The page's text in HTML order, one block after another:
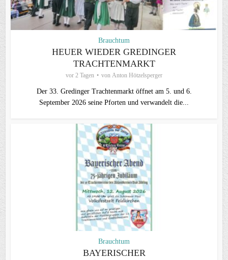
Brauchtum
HEUER WIEDER GREDINGER
TRACHTENMARKT
vor 2 Tagen von Anton Hötzelsperger
Der 33. Gredinger Trachtenmarkt öffnet am 5. und 6.
September 2026 seine Pforten und verwandelt die...
Brauchtum
BAYERISCHER